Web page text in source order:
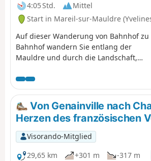
4:05 Std.
Mittel
Start in Mareil-sur-Mauldre
Auf dieser Wanderung von Bahnhof zu
Bahnhof wandern Sie entlang der
Mauldre und durch die Landschaft,
entdecken dabei einige kulturelle
Sehenswürdigkeiten.
Von Genainville nach
Herzen des französischen
Visorando-Mitglied
29,65 km
+301 m
-317 m